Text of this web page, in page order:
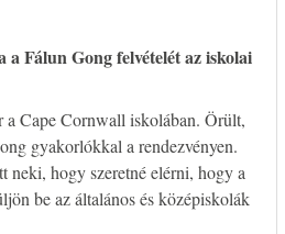
a Fálun Gong felvételét az iskolai
a Cape Cornwall iskolában. Örült,
gyakorlókkal a rendezvényen.
neki, hogy szeretné elérni, hogy a
be az általános és középiskolák